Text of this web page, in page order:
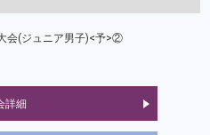
会(ジュニア男子)<予>②
詳細